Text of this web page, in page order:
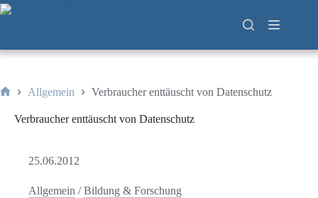
Zum
Inhalt
Allgemein Verbraucher enttäuscht von Datenschutz
Verbraucher enttäuscht von Datenschutz
25.06.2012
Allgemein /Bildung & Forschung